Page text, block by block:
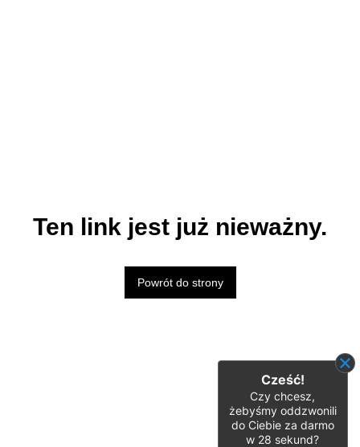
Ten link jest już nieważny.
Powrót do strony
Cześć!
Czy chcesz,
żebyśmy oddzwonili
do Ciebie za darmo
w 28 sekund?